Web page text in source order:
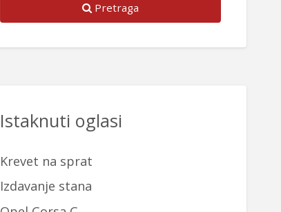
Pretraga
Istaknuti oglasi
Krevet na sprat
Izdavanje stana